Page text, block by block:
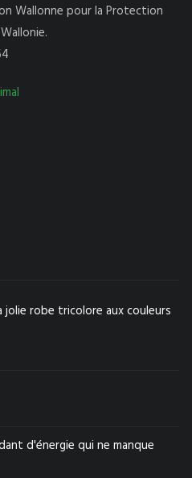
Wallonne pour la Protection
robe tricolore aux couleurs
d'énergie qui ne manque